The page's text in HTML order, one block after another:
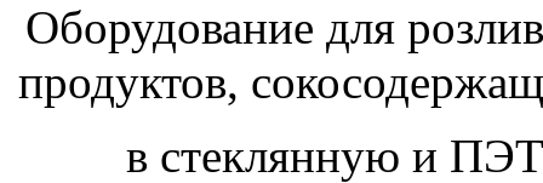
Оборудование для
продуктов,
в стеклянную и